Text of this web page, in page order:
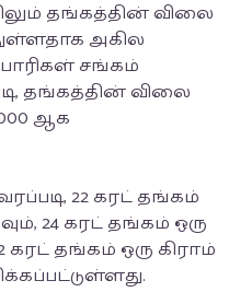
தங்கத்தின் விலை
அகில
சங்கம்
தங்கத்தின் விலை
ஆக
22 கரட் தங்கம்
24 கரட் தங்கம் ஒரு
கரட் தங்கம் ஒரு கிராம்